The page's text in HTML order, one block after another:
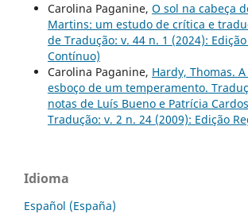
Carolina Paganine, O sol na cabeça
Martins: um estudo de crítica e
de Tradução: v. 44 n. 1 (2024):
Contínuo)
Carolina Paganine, Hardy, Thomas.
esboço de um temperamento.
notas de Luís Bueno e Patrícia
Tradução: v. 2 n. 24 (2009): Edição
Idioma
Español (España)